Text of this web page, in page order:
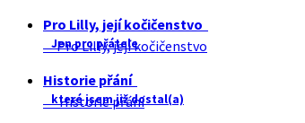
Pro Lilly, její kočičenstvo
Jen pro přátele
Pro Lilly, její kočičenstvo
Historie přání
které jsem již dostal(a)
Historie přání